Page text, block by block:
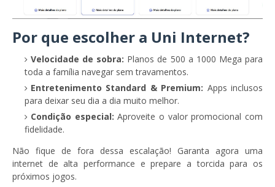
Por que escolher a Uni Internet?
Velocidade de sobra: Planos de 500 a 1000 Mega para
toda a família navegar sem travamentos.
Entretenimento Standard & Premium: Apps inclusos
para deixar seu dia a dia muito melhor.
Condição especial:Aproveite o valor promocional com
fidelidade.
Não fique de fora dessa escalação! Garanta agora uma
internet de alta performance e prepare a torcida para os
próximos jogos.